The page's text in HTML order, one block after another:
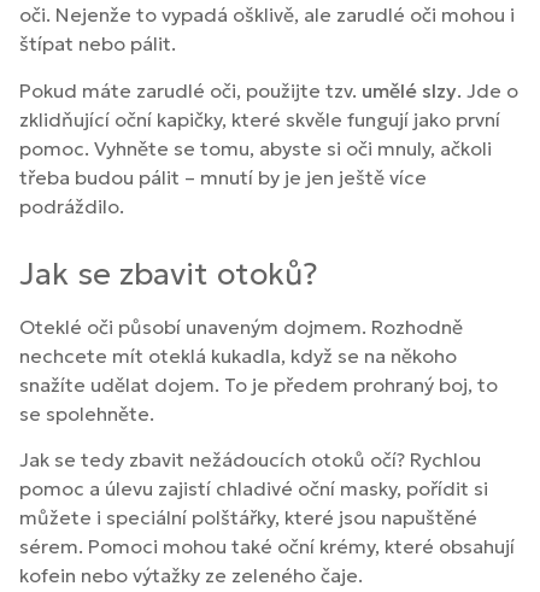
oči. Nejenže to vypadá ošklivě, ale zarudlé oči mohou i
štípat nebo pálit.
Pokud máte zarudlé oči, použijte tzv. umělé slzy. Jde o
zklidňující oční kapičky, které skvěle fungují jako první
pomoc. Vyhněte se tomu, abyste si oči mnuly, ačkoli
třeba budou pálit – mnutí by je jen ještě více
podráždilo.
Jak se zbavit otoků?
Oteklé oči působí unaveným dojmem. Rozhodně
nechcete mít oteklá kukadla, když se na někoho
snažíte udělat dojem. To je předem prohraný boj, to
se spolehněte.
Jak se tedy zbavit nežádoucích otoků očí? Rychlou
pomoc a úlevu zajistí chladivé oční masky, pořídit si
můžete i speciální polštářky, které jsou napuštěné
sérem. Pomoci mohou také oční krémy, které obsahují
kofein nebo výtažky ze zeleného čaje.